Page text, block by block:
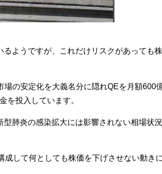
ようですが、これだけリスクがあっても
の安定化を大義名分に隠れQEを月額600
を投入しています。
肺炎の感染拡大には影響されない相場状
して何としても株価を下げさせない動き